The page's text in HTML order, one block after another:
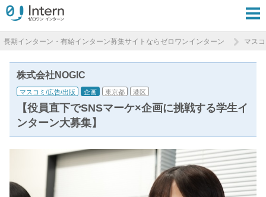
長期インターン・有給インターン募集サイトならゼロワンインターン マス
株式会社NOGIC
マスコミ/広告/出版 企画 東京都 港区
【役員直下でSNSマーケ×企画に挑戦する学生イ
ンターン大募集】